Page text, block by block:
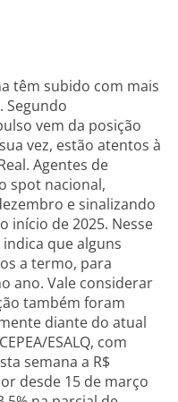
têm subido com mais
Segundo
vem da posição
vez, estão atentos à
Agentes de
spot nacional,
e sinalizando
início de 2025. Nesse
que alguns
a termo, para
ano. Vale considerar
também foram
diante do atual
ESALQ, com
semana a R$
desde 15 de março